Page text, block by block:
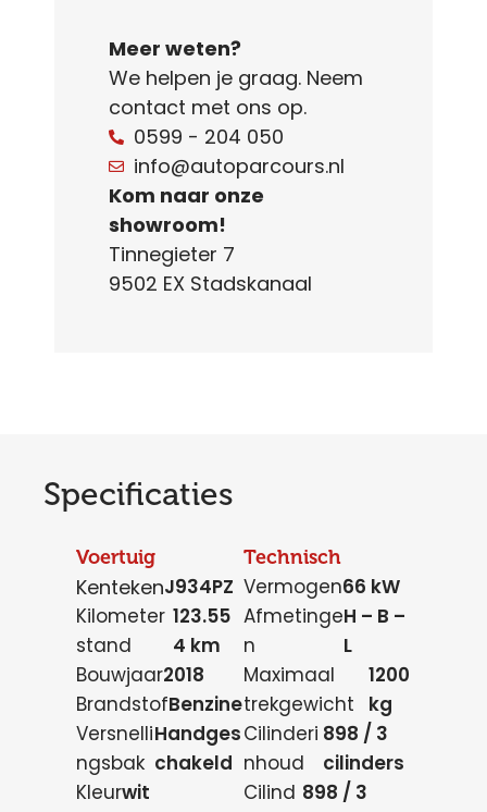
Meer weten?
We helpen je graag. Neem
contact met ons op.
0599 - 204 050
info@autoparcours.nl
Kom naar onze
showroom!
Tinnegieter 7
9502 EX Stadskanaal
Specificaties
Voertuig
KentekenJ934PZ
Kilometer
stand
123.55
4 km
Bouwjaar2018
BrandstofBenzine
Versnelli
ngsbak
Handges
chakeld
Kleurwit
Technisch
Vermogen66 kW
Afmetinge
n
H – B –
L
Maximaal
trekgewicht
1200
kg
Cilinderi
nhoud
898 / 3
cilinders
Cilind 898 / 3